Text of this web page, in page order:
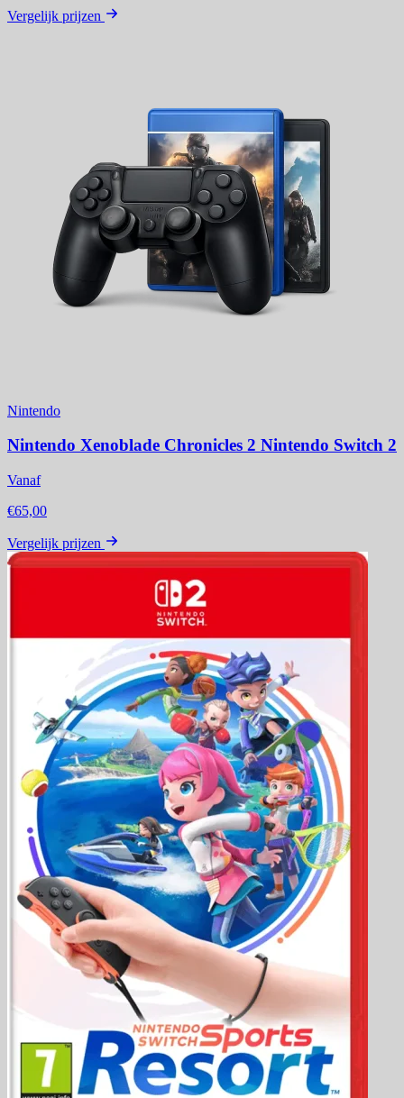
Vergelijk prijzen
Nintendo
Nintendo Xenoblade Chronicles 2 Nintendo Switch 2
Vanaf
€65,00
Vergelijk prijzen